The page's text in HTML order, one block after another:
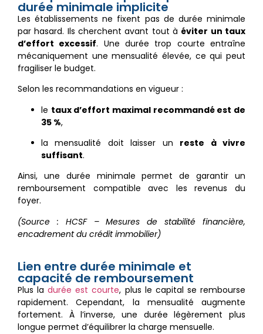
durée minimale implicite
Les établissements ne fixent pas de durée minimale
par hasard. Ils cherchent avant tout à éviter un taux
d’effort excessif. Une durée trop courte entraîne
mécaniquement une mensualité élevée, ce qui peut
fragiliser le budget.
Selon les recommandations en vigueur :
le taux d’effort maximal recommandé est de
35 %,
la mensualité doit laisser un reste à vivre
suffisant.
Ainsi, une durée minimale permet de garantir un
remboursement compatible avec les revenus du
foyer.
(Source : HCSF – Mesures de stabilité financière,
encadrement du crédit immobilier)
Lien entre durée minimale et
capacité de remboursement
Plus ladurée est courte, plus le capital se rembourse
rapidement. Cependant, la mensualité augmente
fortement. À l’inverse, une durée légèrement plus
longue permet d’équilibrer la charge mensuelle.